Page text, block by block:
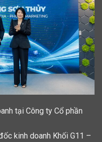
tại Công ty Cổ phần
kinh doanh Khối G11 –